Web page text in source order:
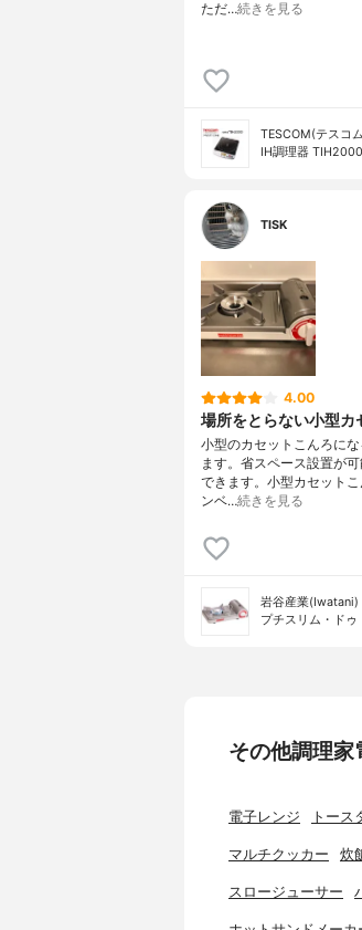
ただ…続きを見る
TESCOM(テスコ
IH調理器 TIH2000
TISK
4.00
場所をとらない小型カ
小型のカセットこんろに
ます。省スペース設置が
できます。小型カセット
ンベ…続きを見る
岩谷産業(Iwatani)
プチスリム・ドゥ
その他調理
電子レンジ トース
マルチクッカー 炊
スロージューサー